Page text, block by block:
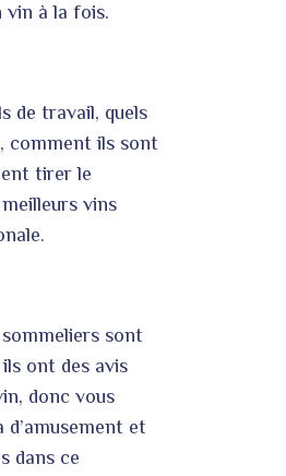
à la fois.
de travail, quels
comment ils sont
tirer le
vins
sont
ont des avis
donc vous
et
dans ce